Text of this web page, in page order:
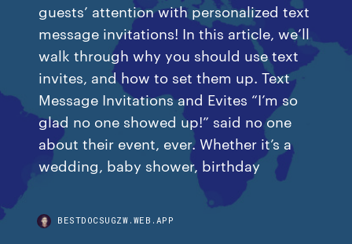
guests’ attention with personalized text
message invitations! In this article, we’ll
walk through why you should use text
invites, and how to set them up. Text
Message Invitations and Evites “I’m so
glad no one showed up!” said no one
about their event, ever. Whether it’s a
wedding, baby shower, birthday
BESTDOCSUGZW.WEB.APP